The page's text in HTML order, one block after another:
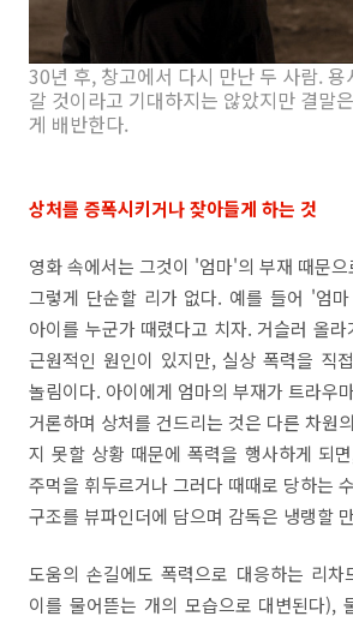
30년 후, 창고에서 다시 만난 두 사람.
갈 것이라고 기대하지는 않았지만 결말
게 배반한다.
상처를 증폭시키거나 잦아들게 하는 것
영화 속에서는 그것이 '엄마'의 부재 때문
그렇게 단순할 리가 없다. 예를 들어 '엄
아이를 누군가 때렸다고 치자. 거슬러 올
근원적인 원인이 있지만, 실상 폭력을 직
놀림이다. 아이에게 엄마의 부재가 트라우
거론하며 상처를 건드리는 것은 다른 차원
지 못할 상황 때문에 폭력을 행사하게 되
주먹을 휘두르거나 그러다 때때로 당하는
구조를 뷰파인더에 담으며 감독은 냉랭할
도움의 손길에도 폭력으로 대응하는 리차
이를 물어뜯는 개의 모습으로 대변된다),